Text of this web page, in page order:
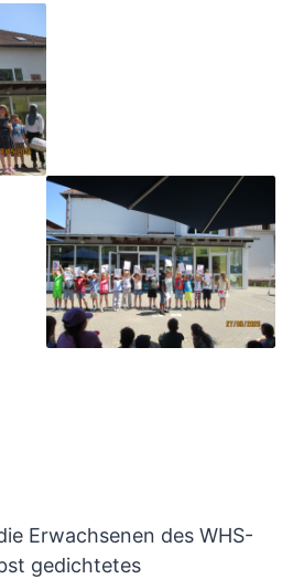
Erwachsenen des WHS-
gedichtetes